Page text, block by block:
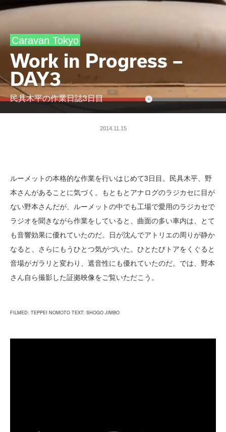
Caravan Tokyo
Work in Progress –
DAY3
民具木平の作業日誌3日目
2014.11.15
ルーメットの本格的な作業を行いはじめて3日目。民具木平、野
本さんがあることに気づく。もともとアナログのラジカセに目が
ない野本さんだが、ルーメットの中でも工場で愛用のラジカセで
ラジオを聞きながら作業をしていると、曲面の多い車内は、とて
も音響効果に優れていたのだ。日が沈んでアトリエの周りが静か
なると、さらにもうひとつ気がづいた。ひとたびトアをくぐると
音場がガラリと変わり、遮音性にも優れていたのだ。では、野本
さん自ら撮影した証拠映像をご覧いただこう。
FILMED: TEPPEI NOMOTO TEXT: SHOGO JIMBO